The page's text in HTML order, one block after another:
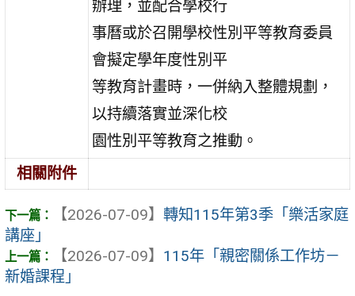
辦理，並配合學校行
事曆或於召開學校性別平等教育委員
會擬定學年度性別平
等教育計畫時，一併納入整體規劃，
以持續落實並深化校
園性別平等教育之推動。
相關附件
【2026-07-09】 轉知115年第3季「樂活家庭
講座」
【2026-07-09】 115年「親密關係工作坊－
新婚課程」